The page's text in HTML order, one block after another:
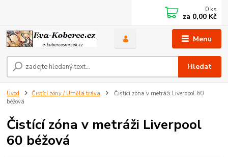
Menu
Hledat
0 ks
za 0,00 Kč
Úvod Čistící zóny / Umělá tráva
Čistící zóna v metráži Liverpool 60
béžová
Čistící zóna v metráži Liverpool
60 béžová